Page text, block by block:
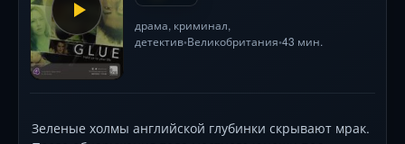
драма, криминал,
детектив•Великобритания•43 мин.
Зеленые холмы английской глубинки скрывают мрак.